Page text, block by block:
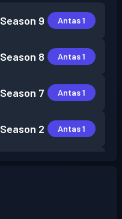
Season 9 Antas 1
Season 8 Antas 1
Season 7 Antas 1
Season 2 Antas 1